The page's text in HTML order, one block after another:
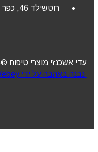
רוטשילד 46, כפר סבא
עדי אשכנזי מוצרי טיפוח ©2025 כל הזכויות שמורות
נבנה באהבה על ידי Omri Salhov & Webey